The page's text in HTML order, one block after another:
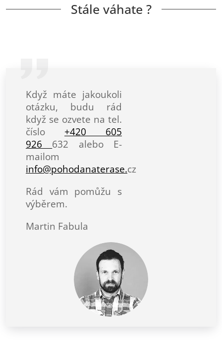
Stále váhate ?
Když máte jakoukoli
otázku, budu rád
když se ozvete na tel.
číslo +420 605
926 632 alebo E-
mailom
info@pohodanaterase.cz
Rád vám pomůžu s
výběrem.
Martin Fabula